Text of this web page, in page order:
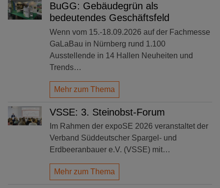
BuGG: Gebäudegrün als
bedeutendes Geschäftsfeld
Wenn vom 15.-18.09.2026 auf der Fachmesse
GaLaBau in Nürnberg rund 1.100
Ausstellende in 14 Hallen Neuheiten und
Trends…
Mehr zum Thema
VSSE: 3. Steinobst-Forum
Im Rahmen der expoSE 2026 veranstaltet der
Verband Süddeutscher Spargel- und
Erdbeeranbauer e.V. (VSSE) mit…
Mehr zum Thema